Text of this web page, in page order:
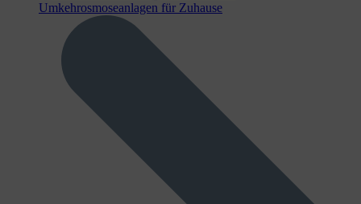
Umkehrosmoseanlagen für Zuhause